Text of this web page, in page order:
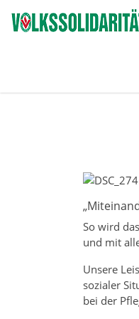
Direkt zur Hauptnavigation
So wird
und mit
Unsere
sozialer
bei der